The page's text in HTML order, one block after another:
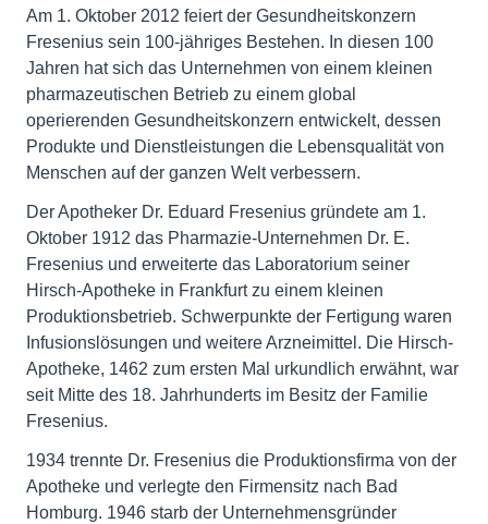
Am 1. Oktober 2012 feiert der Gesundheitskonzern
Fresenius sein 100-jähriges Bestehen. In diesen 100
Jahren hat sich das Unternehmen von einem kleinen
pharmazeutischen Betrieb zu einem global
operierenden Gesundheitskonzern entwickelt, dessen
Produkte und Dienstleistungen die Lebensqualität von
Menschen auf der ganzen Welt verbessern.
Der Apotheker Dr. Eduard Fresenius gründete am 1.
Oktober 1912 das Pharmazie-Unternehmen Dr. E.
Fresenius und erweiterte das Laboratorium seiner
Hirsch-Apotheke in Frankfurt zu einem kleinen
Produktionsbetrieb. Schwerpunkte der Fertigung waren
Infusionslösungen und weitere Arzneimittel. Die Hirsch-
Apotheke, 1462 zum ersten Mal urkundlich erwähnt, war
seit Mitte des 18. Jahrhunderts im Besitz der Familie
Fresenius.
1934 trennte Dr. Fresenius die Produktionsfirma von der
Apotheke und verlegte den Firmensitz nach Bad
Homburg. 1946 starb der Unternehmensgründer